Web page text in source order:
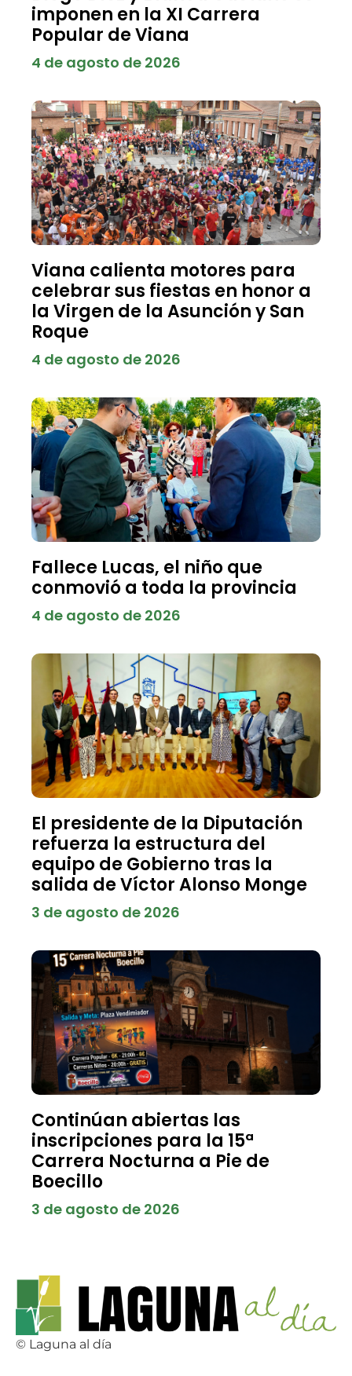
imponen en la XI Carrera
Popular de Viana
4 de agosto de 2026
Viana calienta motores para
celebrar sus fiestas en honor a
la Virgen de la Asunción y San
Roque
4 de agosto de 2026
Fallece Lucas, el niño que
conmovió a toda la provincia
4 de agosto de 2026
El presidente de la Diputación
refuerza la estructura del
equipo de Gobierno tras la
salida de Víctor Alonso Monge
3 de agosto de 2026
Continúan abiertas las
inscripciones para la 15ª
Carrera Nocturna a Pie de
Boecillo
3 de agosto de 2026
© Laguna al día